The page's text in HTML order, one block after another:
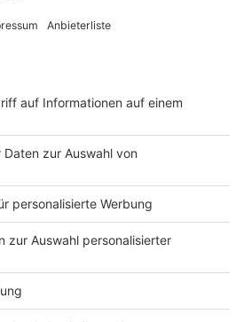
Durchsetzung unmöglich
gegen Unionsrecht feststellen.
müsste es versuchen,
unionrechtskonform
das als unmöglich erweisen,
die nationalen
Sammelklage-Inkasso für die
Schadensersatzforderungen
Wirtschaftsrecht